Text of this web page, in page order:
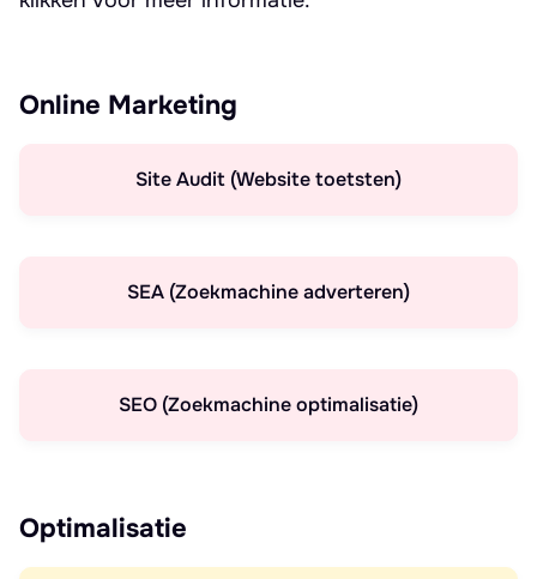
Online Marketing
Site Audit (Website toetsten)
SEA (Zoekmachine adverteren)
SEO (Zoekmachine optimalisatie)
Optimalisatie